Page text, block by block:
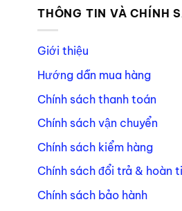
THÔNG TIN VÀ CHÍNH
Giới thiệu
Hướng dẫn mua hàng
Chính sách thanh toán
Chính sách vận chuyển
Chính sách kiểm hàng
Chính sách đổi trả & hoàn
Chính sách bảo hành